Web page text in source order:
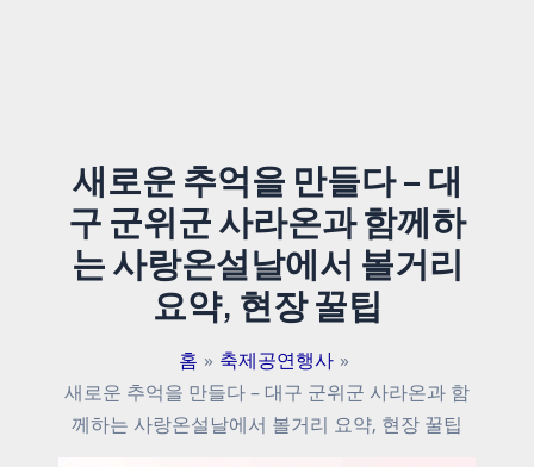
새로운 추억을 만들다 – 대
구 군위군 사라온과 함께하
는 사랑온설날에서 볼거리
요약, 현장 꿀팁
홈
축제공연행사
새로운 추억을 만들다 – 대구 군위군 사라온과 함
께하는 사랑온설날에서 볼거리 요약, 현장 꿀팁